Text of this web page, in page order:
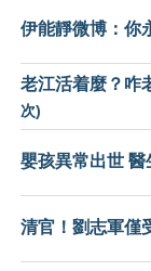
伊能靜微博：你
老江活着麼？咋
次)
嬰孩異常出世 醫
清官！劉志軍僅